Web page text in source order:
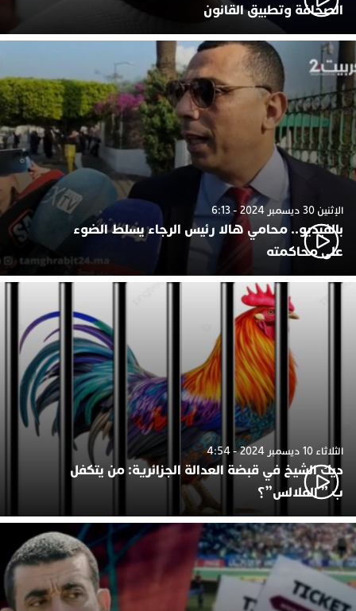
الصحافة وتطبيق القانون
الإثنين 30 ديسمبر 2024 - 6:13
بالفيديو.. محامي هالا رئيس الرجاء يسلط الضوء
على محاكمته
الثلاثاء 10 ديسمبر 2024 - 4:54
ديك الشيخ في قبضة العدالة الجزائرية: من يتكفل
ب ” الفلالس”؟